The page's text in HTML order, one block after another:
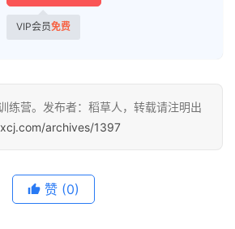
VIP会员免费
练营。发布者：稻草人，转载请注明出
archives/1397
赞 (0)